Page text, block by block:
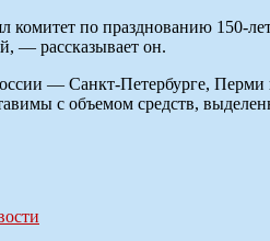
по празднованию 150-
— рассказывает он.
— Санкт-Петербурге,
с объемом средств,